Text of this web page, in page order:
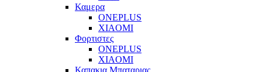
Καμερα
ONEPLUS
XIAOMI
Φορτιστες
ONEPLUS
XIAOMI
Καπακια Μπαταριας